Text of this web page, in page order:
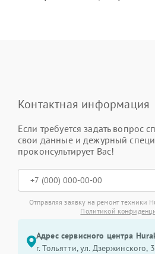
Контактная информация
Если требуется задать вопрос
свои данные и дежурный
проконсультирует Вас!
Отправляя заявку на ремонт техники
Политикой
Адрес сервисного центра
г. Тольятти, ул. Дзержинского,